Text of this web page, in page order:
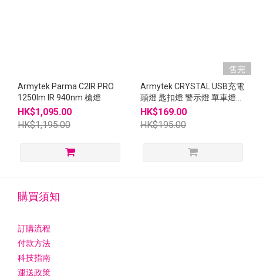
Armytek Parma C2IR PRO
1250lm IR 940nm 槍燈
HK$1,095.00
HK$1,195.00
售完
Armytek CRYSTAL USB充電
頭燈 匙扣燈 警示燈 單車燈
尾燈
HK$169.00
HK$195.00
購買須知
訂購流程
付款方法
科技指南
運送政策